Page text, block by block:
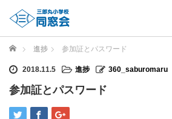
ホーム 進捗 参加証とパスワード
2018.11.5 進捗 360_saburomaru
参加証とパスワード